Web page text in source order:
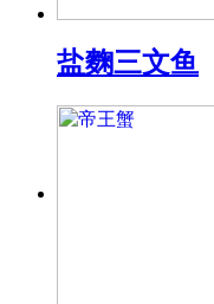
盐麴三文鱼